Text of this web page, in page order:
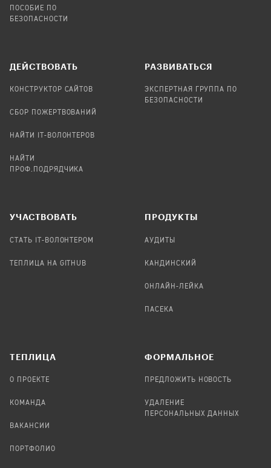
ПОСОБИЕ ПО
БЕЗОПАСНОСТИ
ДЕЙСТВОВАТЬ
КОНСТРУКТОР САЙТОВ
СБОР ПОЖЕРТВОВАНИЙ
НАЙТИ IT-ВОЛОНТЕРОВ
НАЙТИ
ПРОФ.ПОДРЯДЧИКА
РАЗВИВАТЬСЯ
ЭКСПЕРТНАЯ ГРУППА ПО
БЕЗОПАСНОСТИ
УЧАСТВОВАТЬ
СТАТЬ IT-ВОЛОНТЕРОМ
ТЕПЛИЦА НА GITHUB
ПРОДУКТЫ
АУДИТЫ
КАНДИНСКИЙ
ОНЛАЙН-ЛЕЙКА
ПАСЕКА
TЕПЛИЦА
О ПРОЕКТЕ
КОМАНДА
ВАКАНСИИ
ПОРТФОЛИО
ФОРМАЛЬНОЕ
ПРЕДЛОЖИТЬ НОВОСТЬ
УДАЛЕНИЕ
ПЕРСОНАЛЬНЫХ ДАННЫХ